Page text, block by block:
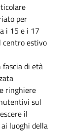
per
i 15 e i 17
centro estivo
di età
ringhiere
sul
il
luoghi della